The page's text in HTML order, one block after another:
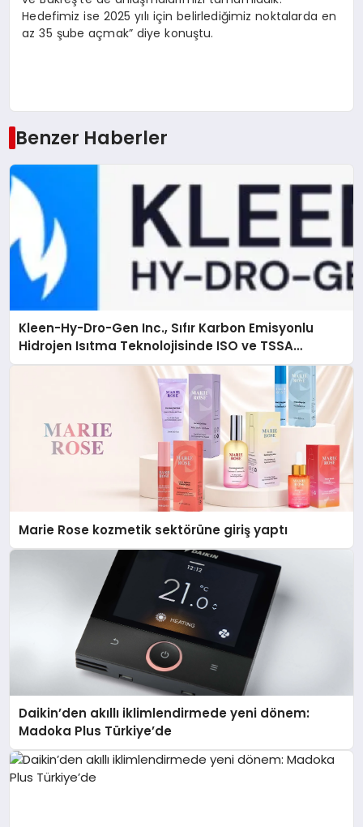
Hedefimiz ise 2025 yılı için belirlediğimiz noktalarda en
az 35 şube açmak” diye konuştu.
Benzer Haberler
Kleen-Hy-Dro-Gen Inc., Sıfır Karbon Emisyonlu
Hidrojen Isıtma Teknolojisinde ISO ve TSSA
Düzenleyici Onaylarını Aldı
Marie Rose kozmetik sektörüne giriş yaptı
Daikin’den akıllı iklimlendirmede yeni dönem:
Madoka Plus Türkiye’de